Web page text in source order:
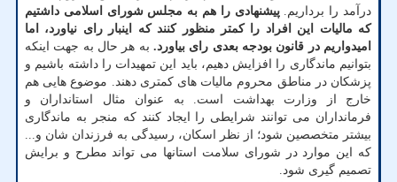
درآمد را برداریم.پیشنهادی را هم به مجلس شورای اسلامی داشتیم
که مالیات این افراد را کمتر منظور کنند که اینبار رای نیاورد، اما
امیدواریم در قانون بودجه بعدی رای بیاورد. به هر حال به جهت اینکه
بتوانیم ماندگاری را افزایش دهیم، باید این تمهیدات را داشته باشیم و
پزشکان در مناطق محروم مالیات های کمتری دهند. موضوع هایی هم
خارج از وزارت بهداشت است. به عنوان مثال استانداران و
فرمانداران می توانند شرایطی را ایجاد کنند که منجر به ماندگاری
بیشتر متخصصین شود؛ از نظر اسکان، رسیدگی به فرزندان شان و...
که این موارد در شورای سلامت استانها می تواند مطرح و برایش
تصمیم گیری شود.